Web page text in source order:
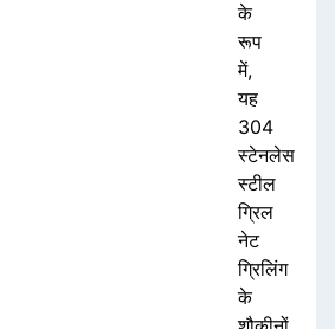
के
रूप
में,
यह
304
स्टेनलेस
स्टील
ग्रिल
नेट
ग्रिलिंग
के